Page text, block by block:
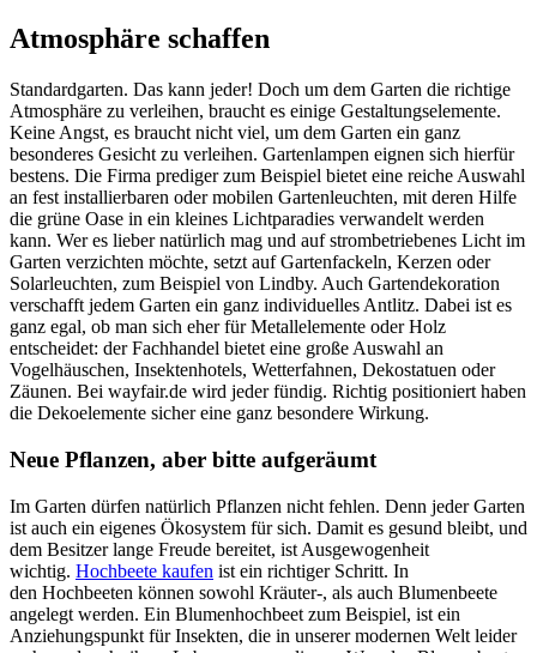
Atmosphäre schaffen
Standardgarten. Das kann jeder! Doch um dem Garten die richtige
Atmosphäre zu verleihen, braucht es einige Gestaltungselemente.
Keine Angst, es braucht nicht viel, um dem Garten ein ganz
besonderes Gesicht zu verleihen. Gartenlampen eignen sich hierfür
bestens. Die Firma prediger zum Beispiel bietet eine reiche Auswahl
an fest installierbaren oder mobilen Gartenleuchten, mit deren Hilfe
die grüne Oase in ein kleines Lichtparadies verwandelt werden
kann. Wer es lieber natürlich mag und auf strombetriebenes Licht im
Garten verzichten möchte, setzt auf Gartenfackeln, Kerzen oder
Solarleuchten, zum Beispiel von Lindby. Auch Gartendekoration
verschafft jedem Garten ein ganz individuelles Antlitz. Dabei ist es
ganz egal, ob man sich eher für Metallelemente oder Holz
entscheidet: der Fachhandel bietet eine große Auswahl an
Vogelhäuschen, Insektenhotels, Wetterfahnen, Dekostatuen oder
Zäunen. Bei wayfair.de wird jeder fündig. Richtig positioniert haben
die Dekoelemente sicher eine ganz besondere Wirkung.
Neue Pflanzen, aber bitte aufgeräumt
Im Garten dürfen natürlich Pflanzen nicht fehlen. Denn jeder Garten
ist auch ein eigenes Ökosystem für sich. Damit es gesund bleibt, und
dem Besitzer lange Freude bereitet, ist Ausgewogenheit
wichtig. Hochbeete kaufen ist ein richtiger Schritt. In
den Hochbeeten können sowohl Kräuter-, als auch Blumenbeete
angelegt werden. Ein Blumenhochbeet zum Beispiel, ist ein
Anziehungspunkt für Insekten, die in unserer modernen Welt leider